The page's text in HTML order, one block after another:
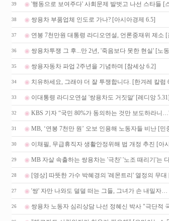
39 '행동으로 보여주다' 사회문제 발벗고 나선 스타들 [
38 쌍용차 부품업체 인도로 가나? [아시아경제 6.5]
37 연봉 7천만원 대통령 라디오연설, 언론중재위 제소 [
36 쌍용차투쟁 그 후...만 2년, '죽음보다 못한 현실' [노
35 쌍용자동차 파업 2주년을 기념하며 [참세상 6.2]
34 치유하세요, 그래야 더 잘 투쟁합니다. [한겨레 칼럼
33 이대통령 라디오연설 '쌍용차도 거짓말' [레디앙 5.31]
32 KBS 기자 “국민 80%가 동의하는 것만 보도하라니
31 MB, ‘연봉 7천만 원’ 오보 인용해 노동자들 비난 [민
30 이채필, 무급휴직자 생활안정위해 법 개정 추진 [아
29 MB 자살 속출하는 쌍용차는 '극찬' '노조 때리기'는
28 [영상] 따뜻한 가수 박혜경의 '레몬트리' 열정의 무대
27 '쌍' 자만 나와도 덜덜 떠는 그들, 그녀가 손 내밀자…
26 쌍용차 노동자 심리상담 나선 정혜신 박사 "극단적